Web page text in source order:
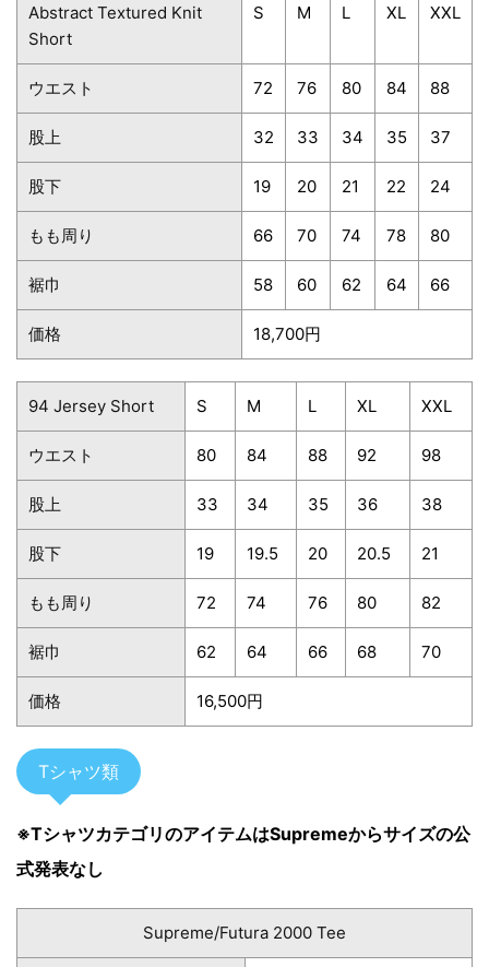
Abstract Textured Knit
Short
S M L XL XXL
ウエスト 72 76 80 84 88
股上 32 33 34 35 37
股下 19 20 21 22 24
もも周り 66 70 74 78 80
裾巾 58 60 62 64 66
価格 18,700円
94 Jersey Short S M L XL XXL
ウエスト 80 84 88 92 98
股上 33 34 35 36 38
股下 19 19.5 20 20.5 21
もも周り 72 74 76 80 82
裾巾 62 64 66 68 70
価格 16,500円
Tシャツ類
※TシャツカテゴリのアイテムはSupremeからサイズの公
式発表なし
Supreme/Futura 2000 Tee